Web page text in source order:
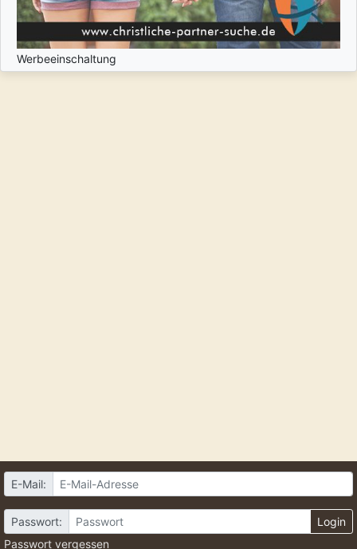
Werbeeinschaltung
E-Mail:
Passwort:
Login
Passwort vergessen